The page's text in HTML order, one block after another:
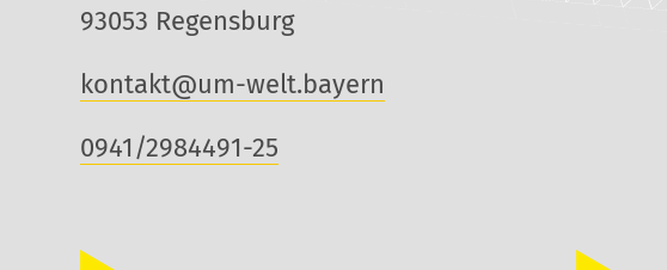
93053 Regensburg
kontakt@um-welt.bayern
0941/2984491-25